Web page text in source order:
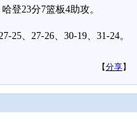
登23分7篮板4助攻。
、27-26、30-19、31-24。
【分享】